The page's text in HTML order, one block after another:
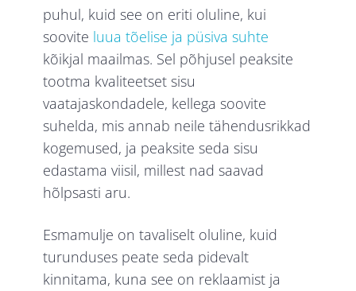
puhul, kuid see on eriti oluline, kui
soovite luua tõelise ja püsiva suhte
kõikjal maailmas. Sel põhjusel peaksite
tootma kvaliteetset sisu
vaatajaskondadele, kellega soovite
suhelda, mis annab neile tähendusrikkad
kogemused, ja peaksite seda sisu
edastama viisil, millest nad saavad
hõlpsasti aru.
Esmamulje on tavaliselt oluline, kuid
turunduses peate seda pidevalt
kinnitama, kuna see on reklaamist ja